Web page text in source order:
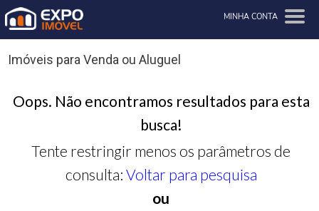
MINHA CONTA
Imóveis para Venda ou Aluguel
Oops. Não encontramos resultados para esta
busca!
Tente restringir menos os parâmetros de
consulta: Voltar para pesquisa
ou